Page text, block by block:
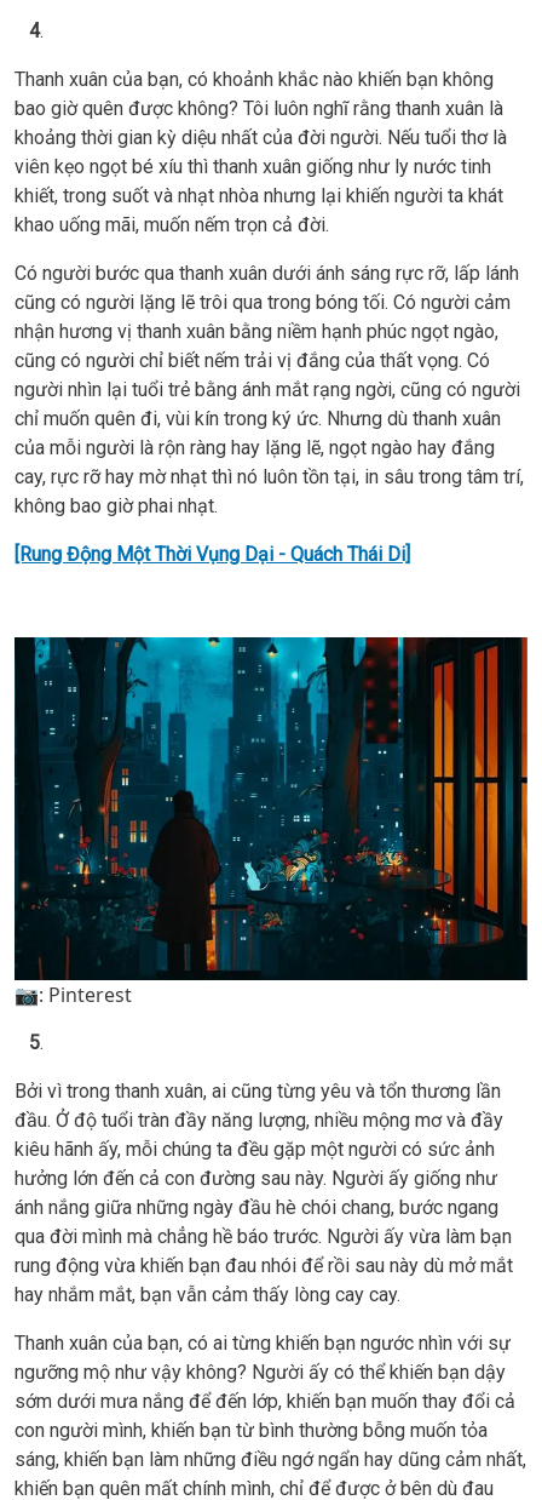
4.
Thanh xuân của bạn, có khoảnh khắc nào khiến bạn không
bao giờ quên được không? Tôi luôn nghĩ rằng thanh xuân là
khoảng thời gian kỳ diệu nhất của đời người. Nếu tuổi thơ là
viên kẹo ngọt bé xíu thì thanh xuân giống như ly nước tinh
khiết, trong suốt và nhạt nhòa nhưng lại khiến người ta khát
khao uống mãi, muốn nếm trọn cả đời.
Có người bước qua thanh xuân dưới ánh sáng rực rỡ, lấp lánh
cũng có người lặng lẽ trôi qua trong bóng tối. Có người cảm
nhận hương vị thanh xuân bằng niềm hạnh phúc ngọt ngào,
cũng có người chỉ biết nếm trải vị đắng của thất vọng. Có
người nhìn lại tuổi trẻ bằng ánh mắt rạng ngời, cũng có người
chỉ muốn quên đi, vùi kín trong ký ức. Nhưng dù thanh xuân
của mỗi người là rộn ràng hay lặng lẽ, ngọt ngào hay đắng
cay, rực rỡ hay mờ nhạt thì nó luôn tồn tại, in sâu trong tâm trí,
không bao giờ phai nhạt.
[Rung Động Một Thời Vụng Dại - Quách Thái Di]
📷: Pinterest
5.
Bởi vì trong thanh xuân, ai cũng từng yêu và tổn thương lần
đầu. Ở độ tuổi tràn đầy năng lượng, nhiều mộng mơ và đầy
kiêu hãnh ấy, mỗi chúng ta đều gặp một người có sức ảnh
hưởng lớn đến cả con đường sau này. Người ấy giống như
ánh nắng giữa những ngày đầu hè chói chang, bước ngang
qua đời mình mà chẳng hề báo trước. Người ấy vừa làm bạn
rung động vừa khiến bạn đau nhói để rồi sau này dù mở mắt
hay nhắm mắt, bạn vẫn cảm thấy lòng cay cay.
Thanh xuân của bạn, có ai từng khiến bạn ngước nhìn với sự
ngưỡng mộ như vậy không? Người ấy có thể khiến bạn dậy
sớm dưới mưa nắng để đến lớp, khiến bạn muốn thay đổi cả
con người mình, khiến bạn từ bình thường bỗng muốn tỏa
sáng, khiến bạn làm những điều ngớ ngẩn hay dũng cảm nhất,
khiến bạn quên mất chính mình, chỉ để được ở bên dù đau